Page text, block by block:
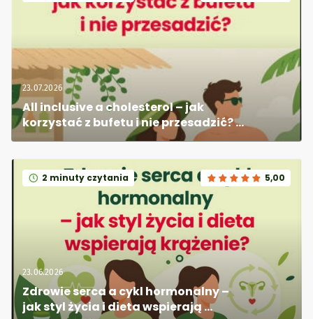
23.07.2026
All inclusive a cholesterol – jak
korzystać z bufetu i nie przesadzić?
[Infografika]
23.06.2026
Zdrowie serca a cykl hormonalny –
jak styl życia i dieta wspierają
2 minuty czytania 5,00